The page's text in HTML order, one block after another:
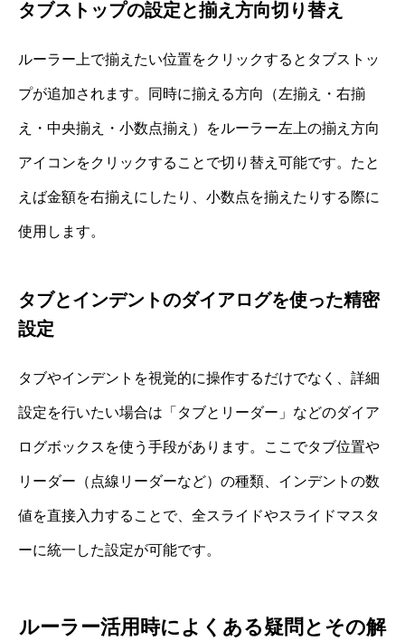
タブストップの設定と揃え方向切り替え
ルーラー上で揃えたい位置をクリックするとタブストッ
プが追加されます。同時に揃える方向（左揃え・右揃
え・中央揃え・小数点揃え）をルーラー左上の揃え方向
アイコンをクリックすることで切り替え可能です。たと
えば金額を右揃えにしたり、小数点を揃えたりする際に
使用します。
タブとインデントのダイアログを使った精密
設定
タブやインデントを視覚的に操作するだけでなく、詳細
設定を行いたい場合は「タブとリーダー」などのダイア
ログボックスを使う手段があります。ここでタブ位置や
リーダー（点線リーダーなど）の種類、インデントの数
値を直接入力することで、全スライドやスライドマスタ
ーに統一した設定が可能です。
ルーラー活用時によくある疑問とその解